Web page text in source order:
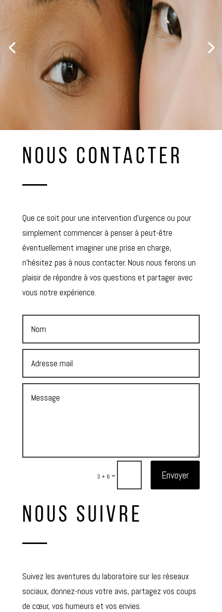
NOUS CONTACTER
Que ce soit pour une intervention d’urgence ou pour
simplement commencer à penser à peut-être
éventuellement imaginer une prise en charge,
n’hésitez pas à nous contacter. Nous nous ferons un
plaisir de répondre à vos questions et partager avec
vous notre expérience.
3 + 6 = Envoyer
NOUS SUIVRE
Suivez les aventures du laboratoire sur les réseaux
sociaux, donnez-nous votre avis, partagez vos coups
de cœur, vos humeurs et vos envies.